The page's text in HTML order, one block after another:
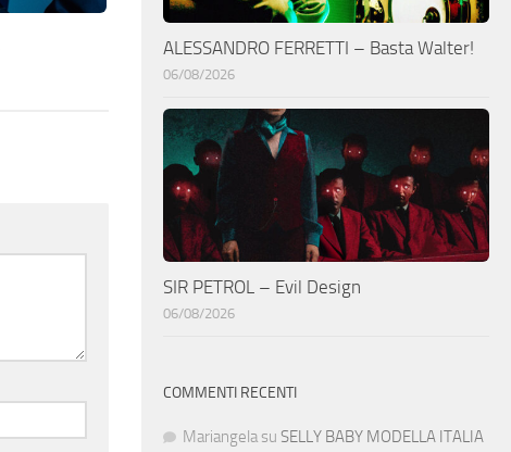
ALESSANDRO FERRETTI – Basta Walter!
06/08/2026
SIR PETROL – Evil Design
06/08/2026
COMMENTI RECENTI
Mariangela su SELLY BABY MODELLA ITALIA